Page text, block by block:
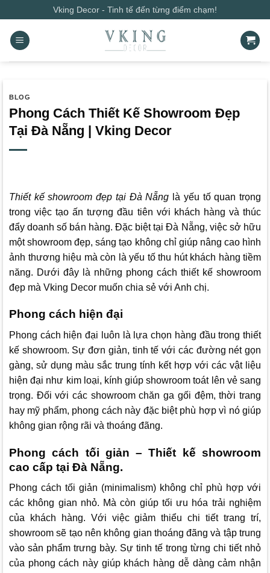
qua
nội
dung
Vking Decor - Tinh tế đến từng điểm chạm!
BLOG
Phong Cách Thiết Kế Showroom Đẹp
Tại Đà Nẵng | Vking Decor
Thiết kế showroom đẹp tại Đà Nẵng là yếu tố quan trọng
trong việc tạo ấn tượng đầu tiên với khách hàng và thúc
đẩy doanh số bán hàng. Đặc biệt tại Đà Nẵng, việc sở hữu
một showroom đẹp, sáng tạo không chỉ giúp nâng cao hình
ảnh thương hiệu mà còn là yếu tố thu hút khách hàng tiềm
năng. Dưới đây là những phong cách thiết kế showroom
đẹp mà Vking Decor muốn chia sẻ với Anh chị.
Phong cách hiện đại
Phong cách hiện đại luôn là lựa chọn hàng đầu trong thiết
kế showroom. Sự đơn giản, tinh tế với các đường nét gọn
gàng, sử dụng màu sắc trung tính kết hợp với các vật liệu
hiện đại như kim loại, kính giúp showroom toát lên vẻ sang
trọng. Đối với các showroom chăn ga gối đệm, thời trang
hay mỹ phẩm, phong cách này đặc biệt phù hợp vì nó giúp
không gian rộng rãi và thoáng đãng.
Phong cách tối giản – Thiết kế showroom
cao cấp tại Đà Nẵng.
Phong cách tối giản (minimalism) không chỉ phù hợp với
các không gian nhỏ. Mà còn giúp tối ưu hóa trải nghiệm
của khách hàng. Với việc giảm thiểu chi tiết trang trí,
showroom sẽ tạo nên không gian thoáng đãng và tập trung
vào sản phẩm trưng bày. Sự tinh tế trong từng chi tiết nhỏ
của phong cách này giúp khách hàng dễ dàng cảm nhận